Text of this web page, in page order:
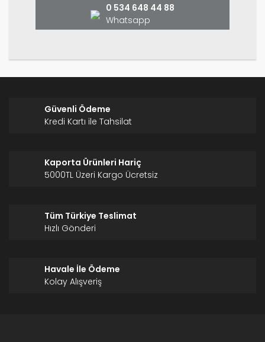
0 534 648 44 88
Whatsapp
Güvenli Ödeme
Kredi Kartı ile Tahsilat
Kaporta Ürünleri Hariç
5000TL Üzeri Kargo Ücretsiz
Tüm Türkiye Teslimat
Hızlı Gönderi
Havale İle Ödeme
Kolay Alışveriş